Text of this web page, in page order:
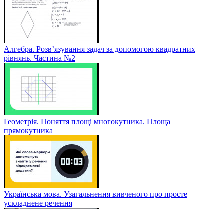
Алгебра. Розв’язування задач за допомогою квадратних
рівнянь. Частина №2
Геометрія. Поняття площі многокутника. Площа
прямокутника
Українська мова. Узагальнення вивченого про просте
ускладнене речення